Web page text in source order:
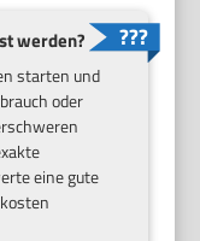
werden?
starten und
oder
eine gute